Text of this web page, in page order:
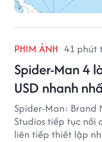
PHIM ẢNH 41 phút
Spider-Man 4
USD nhanh
Spider-Man: Brand
Studios tiếp tục
liên tiếp thiết lập